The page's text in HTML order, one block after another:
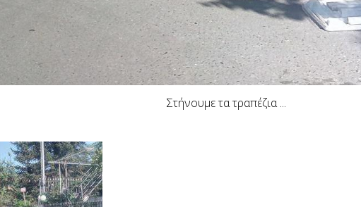
Στήνουμε τα τραπέζια ...